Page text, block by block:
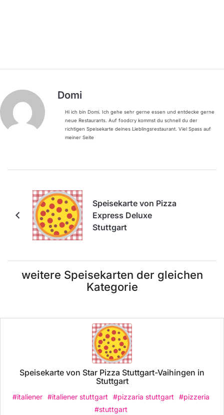
Domi
Hi ich bin Domi. Ich gehe sehr gerne essen und entdecke gerne
neue Restaurants. Auf foodcry kommst du schnell du der
richtigen Speisekarte deines Lieblingsrestaurant. Viel Spass auf
meiner Seite
Speisekarte von Pizza
Express Deluxe
Stuttgart
weitere Speisekarten der gleichen
Kategorie
Speisekarte von Star Pizza Stuttgart-Vaihingen in
Stuttgart
#italiener #italiener stuttgart #pizzaria stuttgart
#pizzeria
#stuttgart